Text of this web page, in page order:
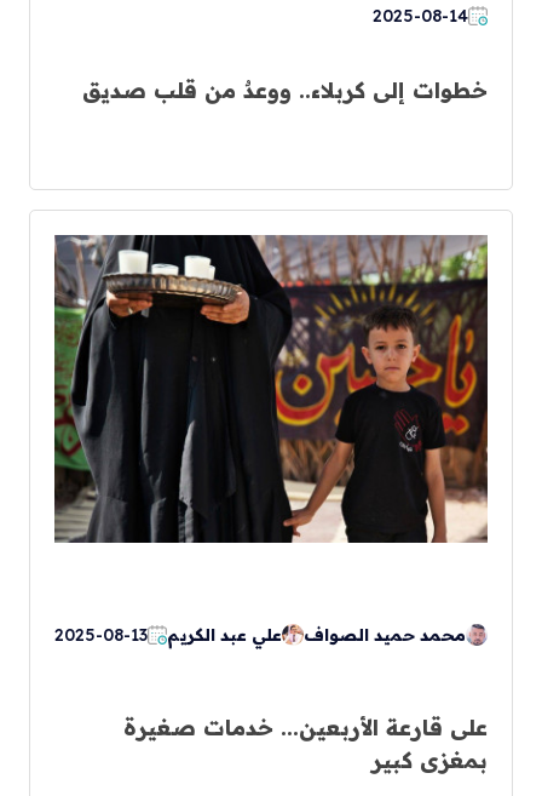
2025-08-14
خطوات إلى كربلاء.. ووعدٌ من قلب صديق
محمد حميد الصواف علي عبد الكريم 2025-08-13
على قارعة الأربعين... خدمات صغيرة
بمغزى كبير